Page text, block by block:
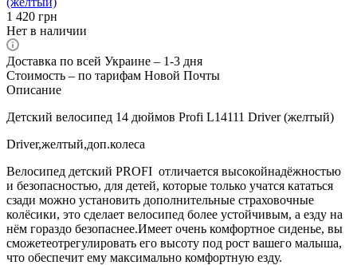
1 420 грн
Нет в наличии
Доставка по всей Украине – 1-3 дня
Стоимость – по тарифам Новой Почты
Описание
Детский велосипед 14 дюймов Profi L14111 Driver (желтый)
Driver,желтый,доп.колеса
Велосипед детский PROFI ­ отличается высокойнадёжностью
и безопасностью, для детей, которые только учатся кататься
сзади можно установить дополнительные страховочные
колёсики, это сделает велосипед более устойчивым, а езду на
нём гораздо безопаснее.Имеет очень комфортное сиденье, вы
сможетеотрегулировать его высоту под рост вашего малыша,
что обеспечит ему максимально комфортную езду.